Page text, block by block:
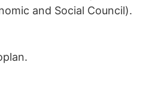
and Social Council).